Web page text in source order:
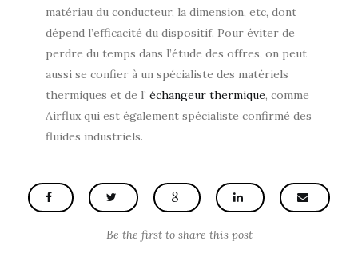
matériau du conducteur, la dimension, etc, dont
dépend l’efficacité du dispositif. Pour éviter de
perdre du temps dans l’étude des offres, on peut
aussi se confier à un spécialiste des matériels
thermiques et de l’ échangeur thermique, comme
Airflux qui est également spécialiste confirmé des
fluides industriels.
Be the first to share this post